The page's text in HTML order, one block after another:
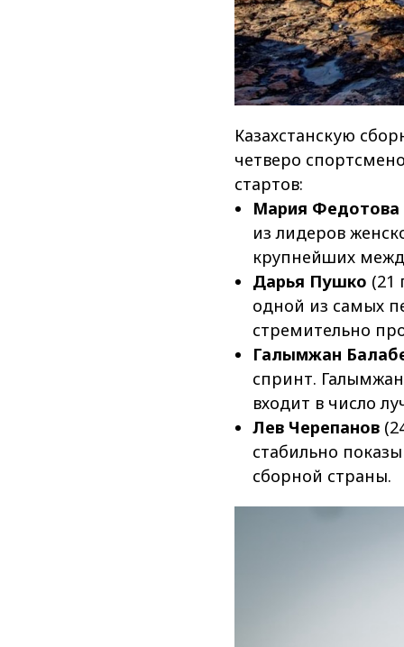
Казахстанскую
четверо
стартов:
Мария Федотова
из лидеров
крупнейших
Дарья Пушко (21
одной из самых
стремительно
Галымжан
спринт.
входит в число
Лев Черепанов
стабильно
сборной страны.